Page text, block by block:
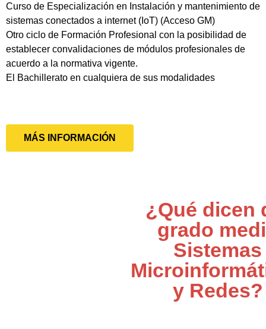
Curso de Especialización en Instalación y mantenimiento de
sistemas conectados a internet (IoT) (Acceso GM)
Otro ciclo de Formación Profesional con la posibilidad de
establecer convalidaciones de módulos profesionales de
acuerdo a la normativa vigente.
El Bachillerato en cualquiera de sus modalidades
MÁS INFORMACIÓN
¿Qué dicen
grado
Sistemas
y Redes?